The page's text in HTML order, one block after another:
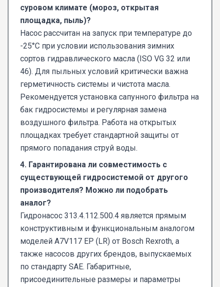
суровом климате (мороз, открытая
площадка, пыль)?
Насос рассчитан на запуск при температуре до
-25°C при условии использования зимних
сортов гидравлического масла (ISO VG 32 или
46). Для пыльных условий критически важна
герметичность системы и чистота масла.
Рекомендуется установка сапунного фильтра на
бак гидросистемы и регулярная замена
воздушного фильтра. Работа на открытых
площадках требует стандартной защиты от
прямого попадания струй воды.
4. Гарантирована ли совместимость с
существующей гидросистемой от другого
производителя? Можно ли подобрать
аналог?
Гидронасос 313.4.112.500.4 является прямым
конструктивным и функциональным аналогом
моделей A7V117 EP (LR) от Bosch Rexroth, а
также насосов других брендов, выпускаемых
по стандарту SAE. Габаритные,
присоединительные размеры и параметры